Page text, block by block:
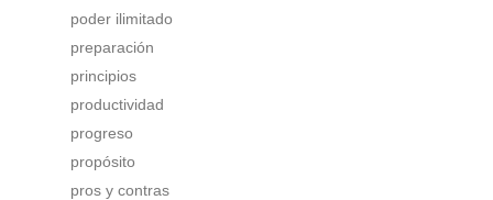
poder ilimitado
preparación
principios
productividad
progreso
propósito
pros y contras